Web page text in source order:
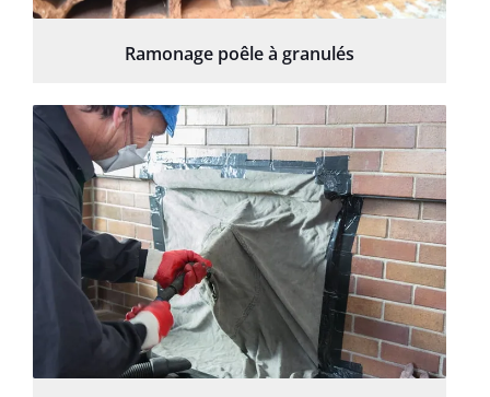
Ramonage poêle à granulés